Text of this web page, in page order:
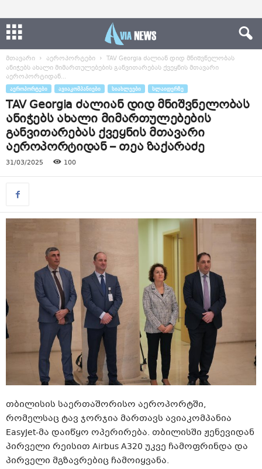
მთავარი აეროპორტები
TAV Georgia ძალიან დიდ მნიშვნელობას
ანიჭებს ახალი მიმართულებების განვითარებას ქვეყნის მთავარი
აეროპორტიდან...
ᲐᲔᲠᲝᲞᲝᲠᲢᲔᲑᲘ ᲐᲕᲘᲐᲙᲝᲛᲞᲐᲜᲘᲔᲑᲘ ᲡᲘᲐᲮᲚᲔᲔᲑᲘ ᲡᲚᲐᲘᲓᲔᲠᲖᲔ
TAV Georgia ძალიან დიდ მნიშვნელობას
ანიჭებს ახალი მიმართულებების
განვითარებას ქვეყნის მთავარი
აეროპორტიდან – თეა ზაქარაძე
31/03/2025 100
თბილისის საერთაშორისო აეროპორტში,
რომელსაც ტავ ჯორჯია მართავს ავიაკომპანია
EasyJet-მა დაიწყო ოპერირება. თბილისში ჟენევიდან
პირველი რეისით Airbus A320 უკვე ჩამოფრინდა და
პირველი მგზავრებიც ჩამოიყვანა.